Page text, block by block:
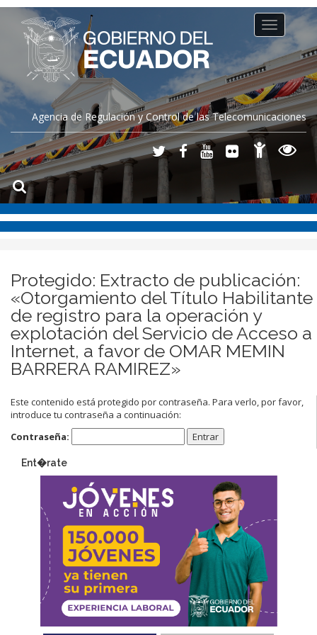
Agencia de Regulación y Control de las Telecomunicaciones
Toggle
navigation
Protegido: Extracto de publicación:
«Otorgamiento del Título Habilitante
de registro para la operación y
explotación del Servicio de Acceso a
Internet, a favor de OMAR MEMIN
BARRERA RAMIREZ»
Este contenido está protegido por contraseña. Para verlo, por favor,
introduce tu contraseña a continuación:
Contraseña:
Ent�rate